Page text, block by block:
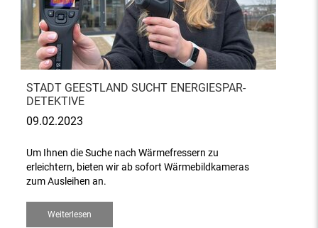
STADT GEESTLAND SUCHT ENERGIESPAR-
DETEKTIVE
09.02.2023
Um Ihnen die Suche nach Wärmefressern zu
erleichtern, bieten wir ab sofort Wärmebildkameras
zum Ausleihen an.
Weiterlesen